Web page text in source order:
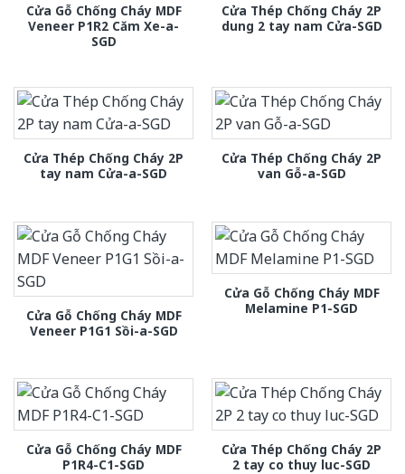
Cửa Gỗ Chống Cháy MDF
Veneer P1R2 Căm Xe-a-
SGD
Cửa Thép Chống Cháy 2P
dung 2 tay nam Cửa-SGD
Cửa Thép Chống Cháy 2P
tay nam Cửa-a-SGD
Cửa Thép Chống Cháy 2P
van Gỗ-a-SGD
Cửa Gỗ Chống Cháy MDF
Veneer P1G1 Sồi-a-SGD
Cửa Gỗ Chống Cháy MDF
Melamine P1-SGD
Cửa Gỗ Chống Cháy MDF
P1R4-C1-SGD
Cửa Thép Chống Cháy 2P
2 tay co thuy luc-SGD